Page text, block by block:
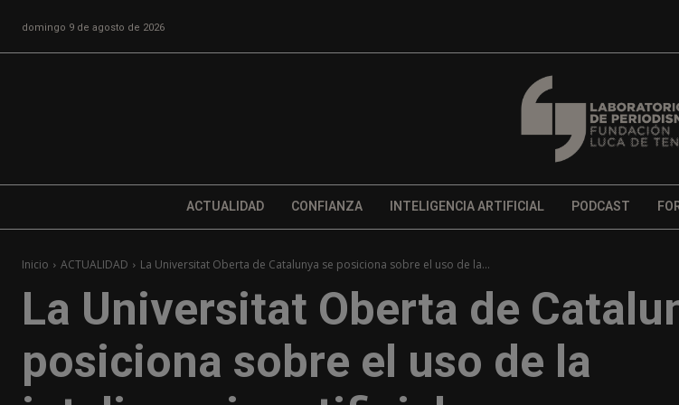
domingo 9 de agosto de 2026
ACTUALIDAD CONFIANZA INTELIGENCIA ARTIFICIAL PODCAST
Inicio ACTUALIDAD La Universitat Oberta de Catalunya se posiciona sobre el uso de la...
La Universitat Oberta de
posiciona sobre el uso de la